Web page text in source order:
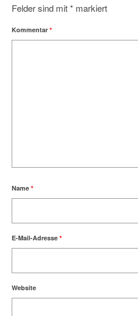
Felder sind mit* markiert
Kommentar *
Name *
E-Mail-Adresse *
Website